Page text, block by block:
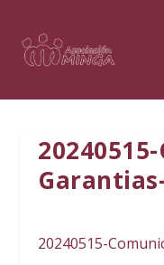
20240515-